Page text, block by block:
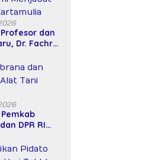
dan
Dr. Fachrul
Universitas
DPR RI
Petani